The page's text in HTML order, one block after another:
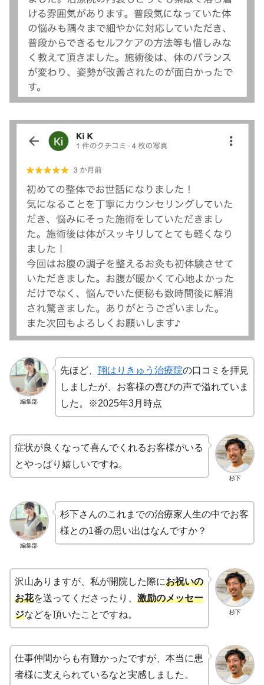
編集部
先ほど、 翔はりきゅう治療院の口コミを拝見
しましたが、お客様の喜びの声で溢れていま
した。※2025年3月時点
杉下
症状が良くなって喜んでくれるお客様がいる
とやっぱり嬉しいですね。
編集部
杉下さんのこれまでの治療家人生の中でお客
様との1番の思い出はなんですか？
杉下
沢山ありますが、私が開院した際にお祝いの
お花を送ってくださったり、 激励のメッセー
ジなどを頂いたことですね。
仕事仲間からも有難かったですが、本当に患
者様に支えられているなと実感しました。